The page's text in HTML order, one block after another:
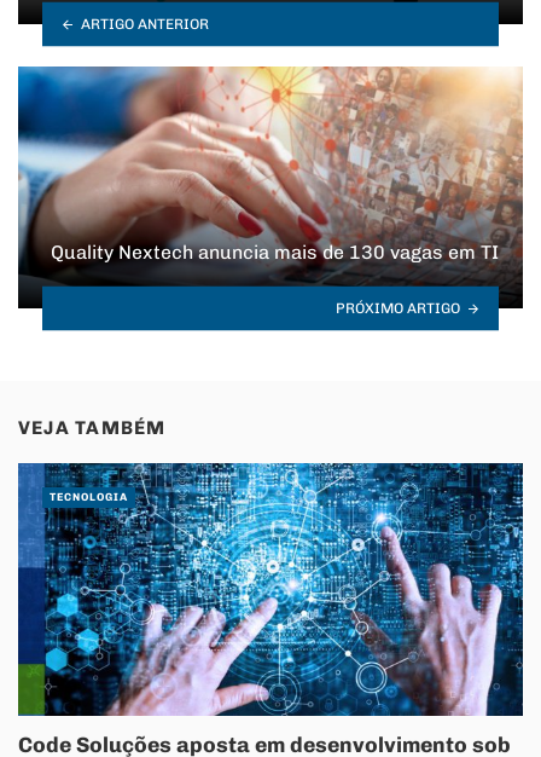
ARTIGO ANTERIOR
Quality Nextech anuncia mais de 130 vagas em TI
PRÓXIMO ARTIGO
VEJA TAMBÉM
Code Soluções aposta em desenvolvimento sob
TECNOLOGIA